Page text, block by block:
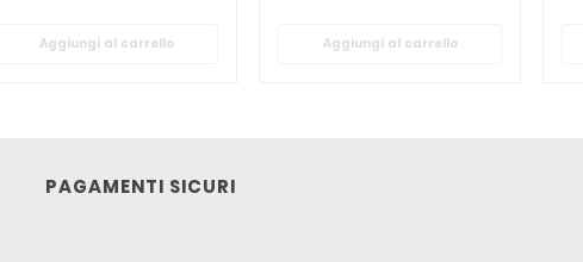
Aggiungi al carrello Aggiungi al carrello
PAGAMENTI SICURI